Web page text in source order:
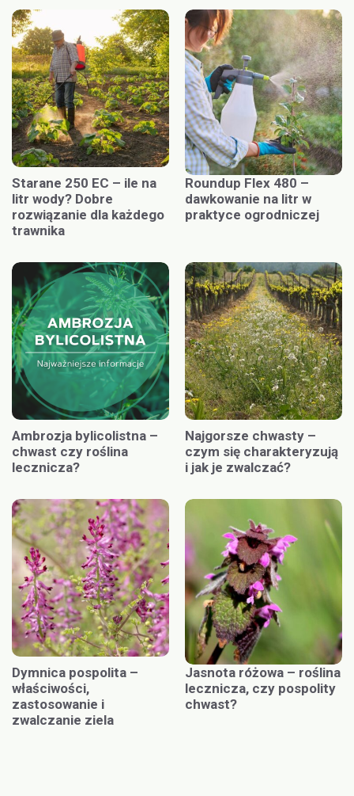
Starane 250 EC – ile na
litr wody? Dobre
rozwiązanie dla każdego
trawnika
Roundup Flex 480 –
dawkowanie na litr w
praktyce ogrodniczej
Ambrozja bylicolistna –
chwast czy roślina
lecznicza?
Najgorsze chwasty –
czym się charakteryzują
i jak je zwalczać?
Dymnica pospolita –
właściwości,
zastosowanie i
zwalczanie ziela
Jasnota różowa – roślina
lecznicza, czy pospolity
chwast?